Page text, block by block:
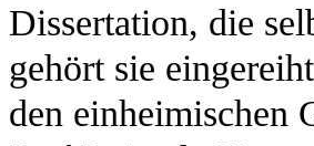
Dissertation, die
gehört sie
den einheimischen